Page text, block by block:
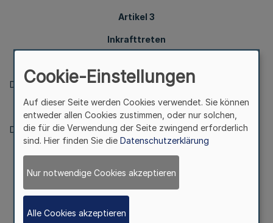
Artikel 3
Inkrafttreten
Dieses Gesetz tritt am Tag nach seiner Verkündung in Kraft.
Düsseldorf, den 20. Mai 2014
Die Landesregierung
Nordrhein-Westfalen
Cookie-Einstellungen
Auf dieser Seite werden Cookies verwendet. Sie können
entweder allen Cookies zustimmen, oder nur solchen,
die für die Verwendung der Seite zwingend erforderlich
sind. Hier finden Sie die Datenschutzerklärung
Nur notwendige Cookies akzeptieren
Alle Cookies akzeptieren